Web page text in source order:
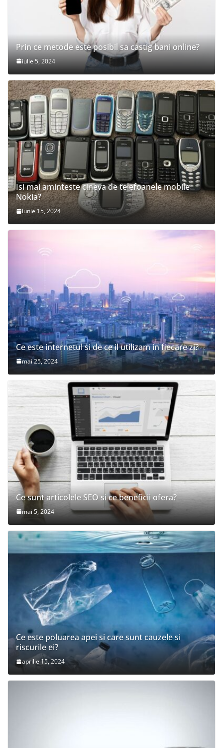
Prin ce metode este posibil sa castig bani online?
iulie 5, 2024
Isi mai aminteste cineva de telefoanele mobile
Nokia?
iunie 15, 2024
Ce este internetul si de ce il utilizam in fiecare zi?
mai 25, 2024
Ce sunt articolele SEO si ce beneficii ofera?
mai 5, 2024
Ce este poluarea apei si care sunt cauzele si
riscurile ei?
aprilie 15, 2024